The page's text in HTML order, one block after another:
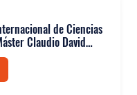
de Ciencias
Claudio David